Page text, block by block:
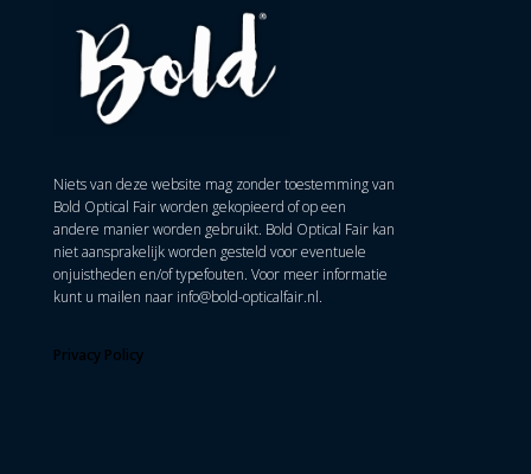
Niets van deze website mag zonder toestemming van
Bold Optical Fair worden gekopieerd of op een
andere manier worden gebruikt. Bold Optical Fair kan
niet aansprakelijk worden gesteld voor eventuele
onjuistheden en/of typefouten. Voor meer informatie
kunt u mailen naar info@bold-opticalfair.nl.
Privacy Policy